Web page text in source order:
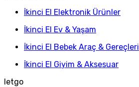
İkinci El Elektronik Ürünler
İkinci El Ev & Yaşam
İkinci El Bebek Araç & Gereçleri
İkinci El Giyim & Aksesuar
letgo